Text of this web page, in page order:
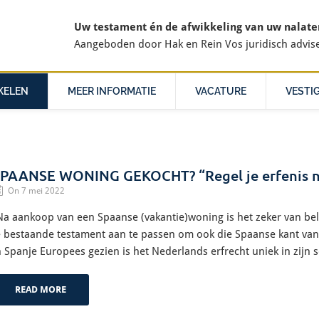
Uw testament én de afwikkeling van uw
Aangeboden door Hak en Rein Vos juridisch
MEER INFORMATIE VACATURE
WONING GEKOCHT? “Regel je
On 7 mei 2022
aankoop van een Spaanse (vakantie)woning is het zeker van
bestaande testament aan te passen om ook die Spaanse kant
Spanje Europees gezien is het Nederlands erfrecht uniek in
READ MORE